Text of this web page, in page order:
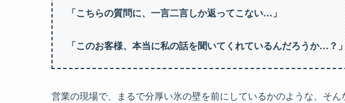
「こちらの質問に、一言二言しか返ってこない…」
「このお客様、本当に私の話を聞いてくれているんだろうか…？」
営業の現場で、まるで分厚い氷の壁を前にしているかのような、そ